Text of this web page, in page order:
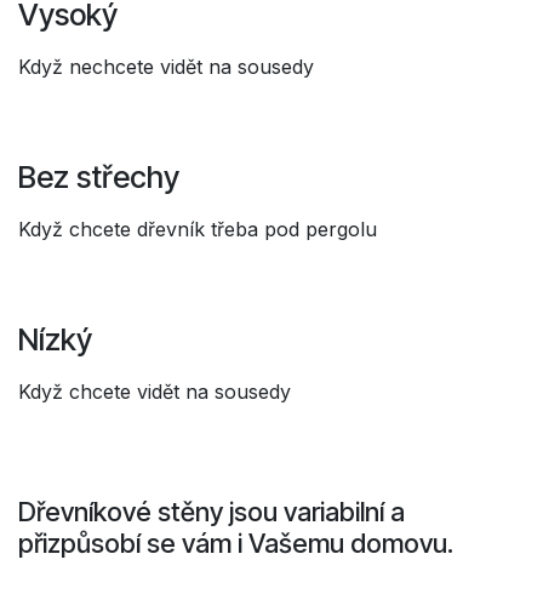
Vysoký
Když nechcete vidět na sousedy
Bez střechy
Když chcete dřevník třeba pod pergolu
Nízký
Když chcete vidět na sousedy
Dřevníkové stěny jsou variabilní a
přizpůsobí se vám i Vašemu domovu.